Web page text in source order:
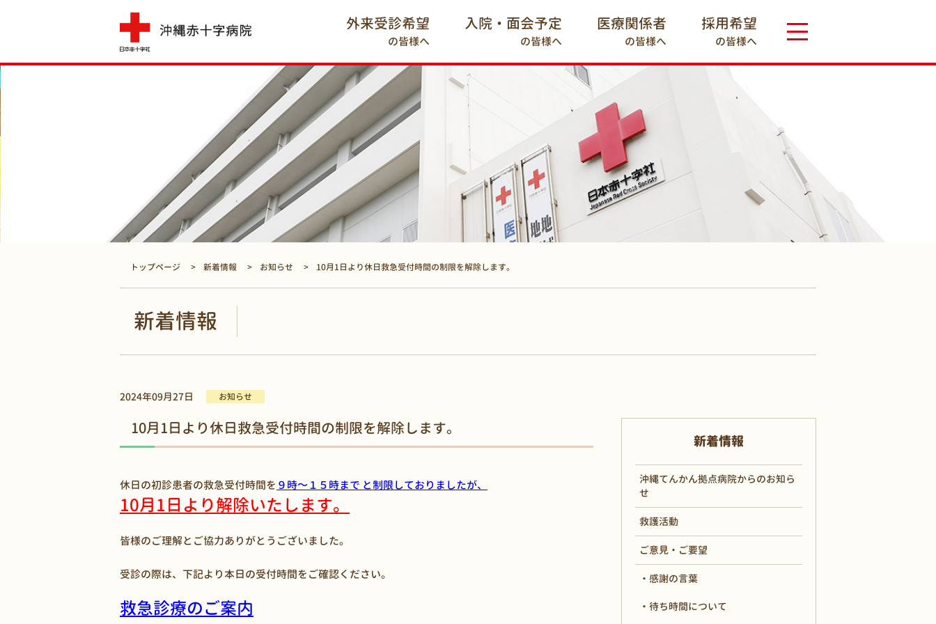
外来受診希望
の皆様へ
入院・面会予定
の皆様へ
医療関係者
の皆様へ
採用希望
の皆様へ
トップページ 新着情報 お知らせ 10月1日より休日救急受付時間の制限を解除します。
新着情報
2024年09月27日 お知らせ
10月1日より休日救急受付時間の制限を解除します。
休日の初診患者の救急受付時間を ９時～１５時まで と制限しておりましたが、
10月1日より解除いたします。
皆様のご理解とご協力ありがとうございました。
受診の際は、下記より本日の受付時間をご確認ください。
救急診療のご案内
新着情報
沖縄てんかん拠点病院からのお知ら
せ
救護活動
ご意見・ご要望
感謝の言葉
待ち時間について